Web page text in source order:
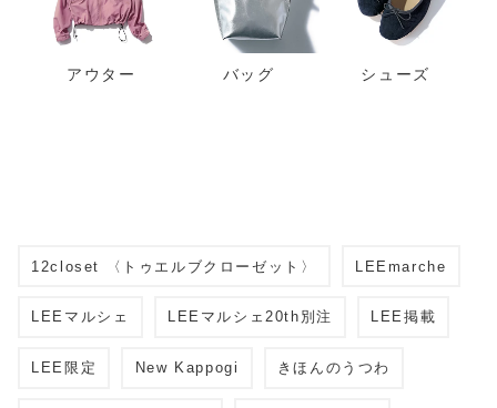
アウター バッグ シューズ
12closet 〈トゥエルブクローゼット〉 LEEmarche
LEEマルシェ LEEマルシェ20th別注 LEE掲載
LEE限定 New Kappogi きほんのうつわ